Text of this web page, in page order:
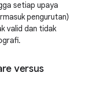
setiap upaya
pengurutan)
valid dan tidak
versus